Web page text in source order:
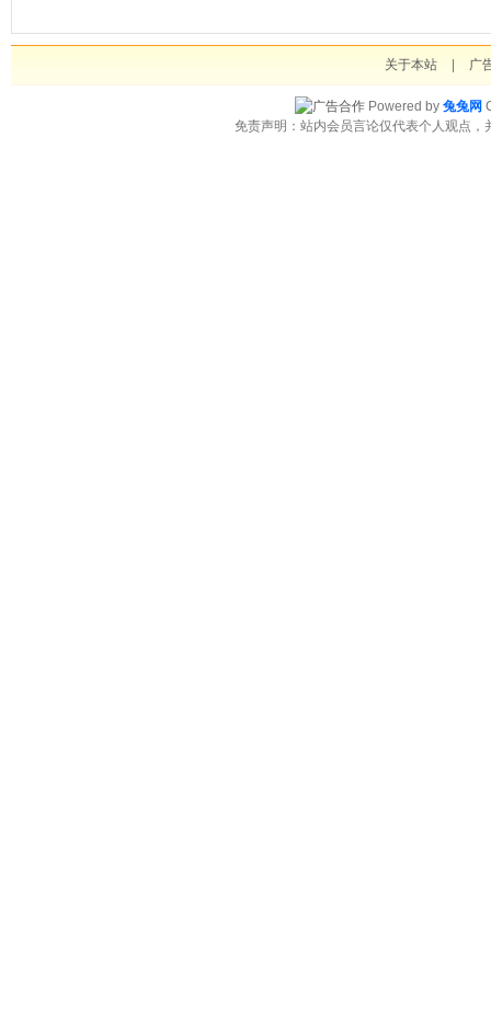
关于本站 广
Powered by 兔兔网
免责声明：站内会员言论仅代表个人观点